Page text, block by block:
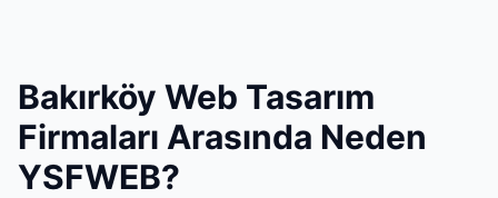
Bakırköy Web Tasarım
Firmaları Arasında Neden
YSFWEB?